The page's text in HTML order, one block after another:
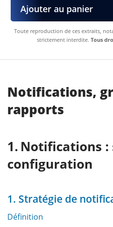
Ajouter au panier
Toute reproduction de ces extraits,
strictement interdite. Tous
Notifications,
rapports
Notifications
configuration
1. Stratégie de
Définition